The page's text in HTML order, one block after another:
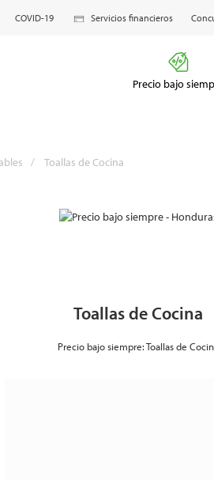
COVID-19 Servicios financieros
Precio bajo
/ Toallas de Cocina
Toallas de Cocina
Precio bajo siempre: Toallas de